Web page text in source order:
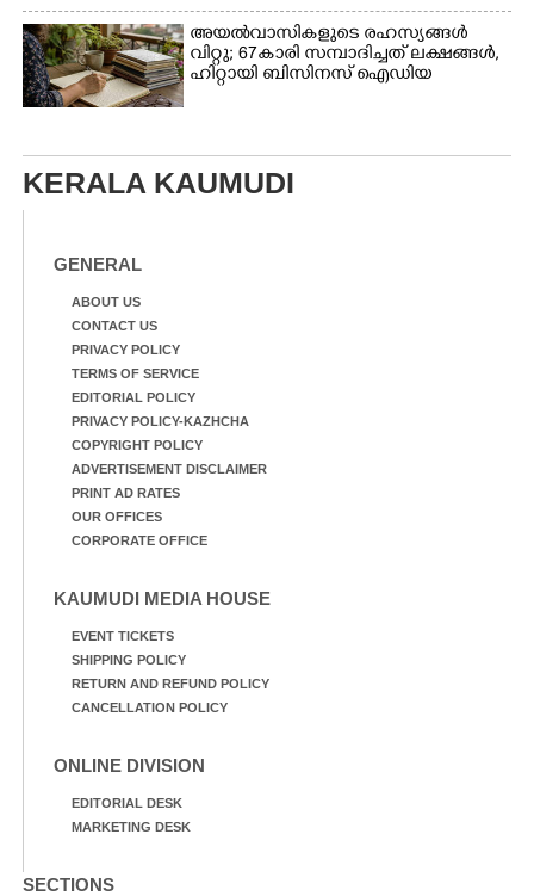
അയൽവാസികളുടെ രഹസ്യങ്ങൾ
വിറ്റു; 67കാരി സമ്പാദിച്ചത് ലക്ഷങ്ങൾ,
ഹിറ്റായി ബിസിനസ് ഐഡിയ
KERALA KAUMUDI
GENERAL
ABOUT US
CONTACT US
PRIVACY POLICY
TERMS OF SERVICE
EDITORIAL POLICY
PRIVACY POLICY-KAZHCHA
COPYRIGHT POLICY
ADVERTISEMENT DISCLAIMER
PRINT AD RATES
OUR OFFICES
CORPORATE OFFICE
KAUMUDI MEDIA HOUSE
EVENT TICKETS
SHIPPING POLICY
RETURN AND REFUND POLICY
CANCELLATION POLICY
ONLINE DIVISION
EDITORIAL DESK
MARKETING DESK
SECTIONS